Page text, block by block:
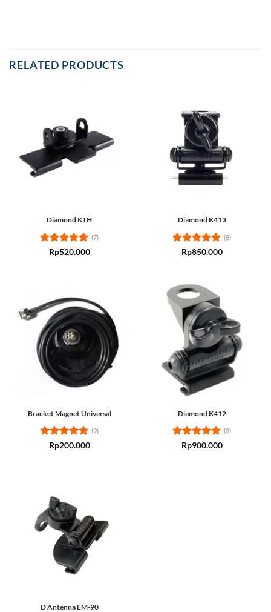
RELATED PRODUCTS
Diamond KTH
Rated5
(7)
Rp520.000
Diamond K413
Rated5
(8)
Rp850.000
Bracket Magnet Universal
Rated5
(9)
Rp200.000
Diamond K412
Rated5
(3)
Rp900.000
D Antenna EM-90